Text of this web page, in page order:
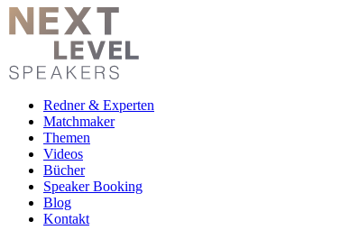
Redner & Experten
Matchmaker
Themen
Videos
Bücher
Speaker Booking
Blog
Kontakt